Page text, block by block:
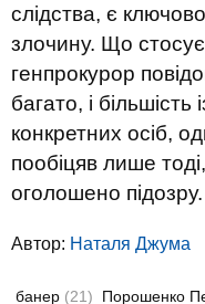
слідства, є
злочину. Що
генпрокурор
багато, і
конкретних осіб,
пообіцяв лише
оголошено підозру.
Автор: Наталя Джума
банер (21) Порошенко